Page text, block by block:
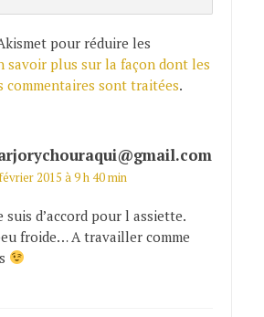
pour réduire les
savoir plus sur la façon dont les
commentaires sont traitées.
2015 à 9 h 40 min
suis d’accord pour l assiette.
froide… A travailler comme